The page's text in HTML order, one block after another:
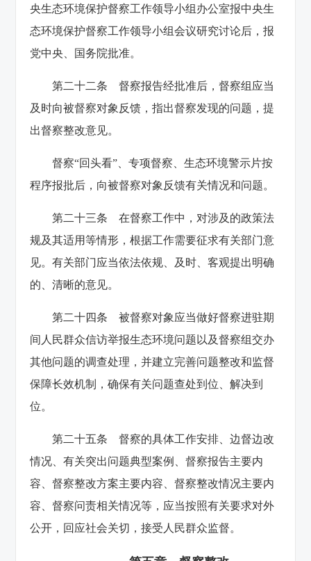
央生态环境保护督察工作领导小组办公室报中央生
态环境保护督察工作领导小组会议研究讨论后，报
党中央、国务院批准。
第二十二条 督察报告经批准后，督察组应当
及时向被督察对象反馈，指出督察发现的问题，提
出督察整改意见。
督察“回头看”、专项督察、生态环境警示片按
程序报批后，向被督察对象反馈有关情况和问题。
第二十三条 在督察工作中，对涉及的政策法
规及其适用等情形，根据工作需要征求有关部门意
见。有关部门应当依法依规、及时、客观提出明确
的、清晰的意见。
第二十四条 被督察对象应当做好督察进驻期
间人民群众信访举报生态环境问题以及督察组交办
其他问题的调查处理，并建立完善问题整改和监督
保障长效机制，确保有关问题查处到位、解决到
位。
第二十五条 督察的具体工作安排、边督边改
情况、有关突出问题典型案例、督察报告主要内
容、督察整改方案主要内容、督察整改情况主要内
容、督察问责相关情况等，应当按照有关要求对外
公开，回应社会关切，接受人民群众监督。